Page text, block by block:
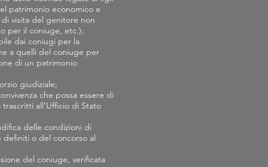
patrimonio economico e
visita del genitore non
per il coniuge, etc.);
dai coniugi per la
a quelli del coniuge per
di un patrimonio
giudiziale;
che possa essere di
all'Ufficio di Stato
delle condizioni di
o del concorso al
del coniuge, verificata